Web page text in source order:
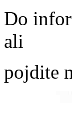
Do
ali
pojdite